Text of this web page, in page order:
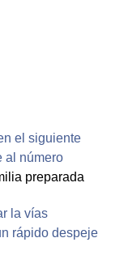
el siguiente
al número
preparada
la vías
rápido despeje